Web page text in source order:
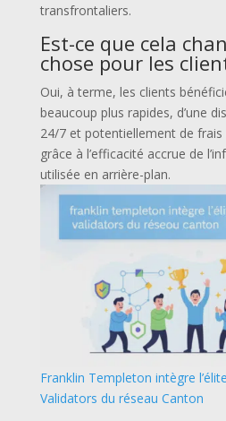
transfrontaliers.
Est-ce que cela
chose pour les
Oui, à terme, les clients
beaucoup plus rapides, d’une
24/7 et potentiellement de frais
grâce à l’efficacité accrue de
utilisée en arrière-plan.
Franklin Templeton intègre
Validators du réseau Canton